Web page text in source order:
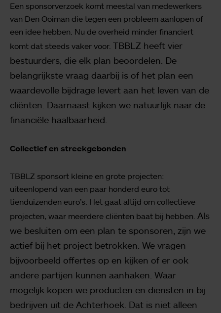
Een sponsorverzoek komt meestal van medewerkers
van Den Ooiman die tegen een probleem aanlopen of
een idee hebben. Nu de overheid minder financiert
komt dat steeds vaker voor. TBBLZ heeft vier
bestuurders, die elk plan beoordelen. De
belangrijkste vraag daarbij is of het plan een
waardevolle bijdrage levert aan het leven van de
cliënten. Daarnaast kijken we natuurlijk naar de
financiële haalbaarheid.
Collectief en streekgebonden
TBBLZ sponsort kleine en grote projecten:
uiteenlopend van een paar honderd euro tot
tienduizenden euro’s. Het gaat altijd om collectieve
projecten, waar meerdere cliënten baat bij hebben. Als
we besluiten om een plan te sponsoren, zijn we
actief bij het project betrokken. We vragen
bijvoorbeeld offertes op en kijken of er ook
andere partijen kunnen aanhaken. Waar
mogelijk kopen we producten en diensten in bij
bedrijven uit de Achterhoek. Dat is niet alleen